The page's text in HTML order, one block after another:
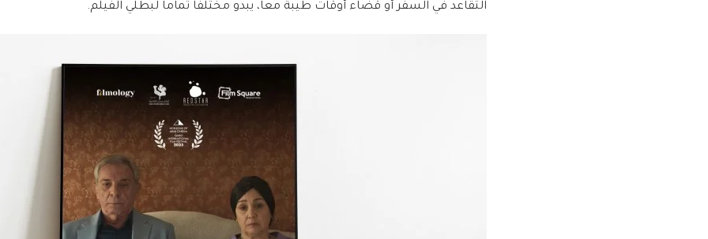
التقاعد في السفر أو قضاء أوقات طيبة معا، يبدو مختلفا تماما لبطلي الفيلم.